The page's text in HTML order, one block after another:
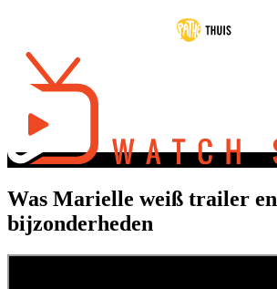
Was Marielle weiß trailer en
bijzonderheden